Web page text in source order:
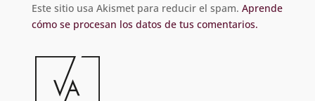
Este sitio usa Akismet para reducir el spam. Aprende
cómo se procesan los datos de tus comentarios.